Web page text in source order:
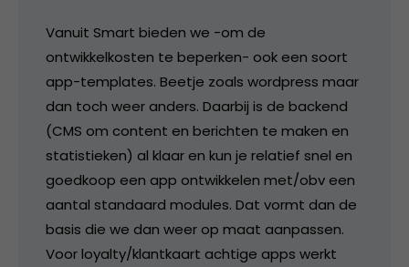
Vanuit Smart bieden we -om de
ontwikkelkosten te beperken- ook een soort
app-templates. Beetje zoals wordpress maar
dan toch weer anders. Daarbij is de backend
(CMS om content en berichten te maken en
statistieken) al klaar en kun je relatief snel en
goedkoop een app ontwikkelen met/obv een
aantal standaard modules. Dat vormt dan de
basis die we dan weer op maat aanpassen.
Voor loyalty/klantkaart achtige apps werkt